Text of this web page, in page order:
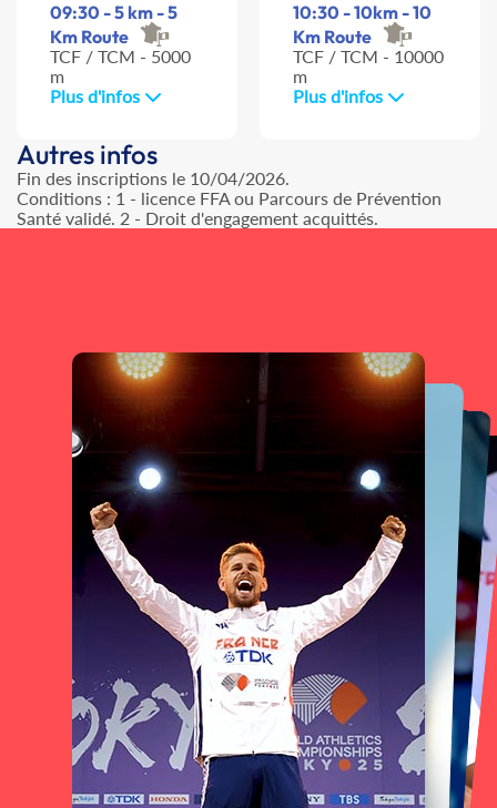
09:30 - 5 km - 5
Km Route
TCF / TCM - 5000
m
Plus d'infos
10:30 - 10km - 10
Km Route
TCF / TCM - 10000
m
Plus d'infos
Autres infos
Fin des inscriptions le 10/04/2026.
Conditions : 1 - licence FFA ou Parcours de Prévention
Santé validé. 2 - Droit d'engagement acquittés.